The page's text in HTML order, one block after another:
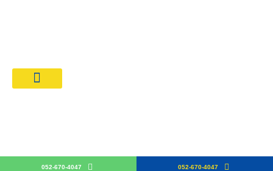
052-670-4047
052-670-4047